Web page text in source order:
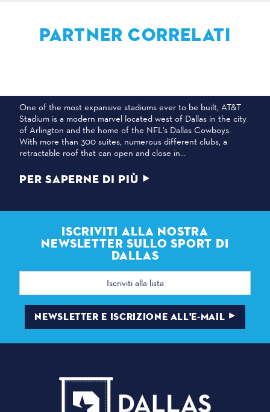
PARTNER CORRELATI
One of the most expansive stadiums ever to be built, AT&T
Stadium is a modern marvel located west of Dallas in the city
of Arlington and the home of the NFL's Dallas Cowboys.
With more than 300 suites, numerous different clubs, a
retractable roof that can open and close in…
PER SAPERNE DI PIÙ
ISCRIVITI ALLA NOSTRA
NEWSLETTER SULLO SPORT DI
DALLAS
Indirizzo
mail
NEWSLETTER E ISCRIZIONE ALL'E-MAIL